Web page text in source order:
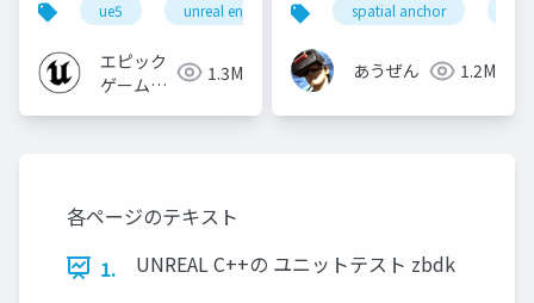
[CEDEC+KYUSHU
2024]
ue5 unreal engine ue-rendering
エピック
ゲームズ
1.3M
spatial anchor
あうぜん 1.2M
各ページのテキスト
1.
UNREAL C++の ユニットテスト zbdk